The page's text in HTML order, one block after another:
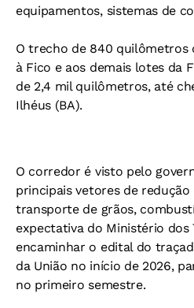
equipamentos, sistemas de
O trecho de 840 quilômetros
à Fico e aos demais lotes da
de 2,4 mil quilômetros, até
Ilhéus (BA).
O corredor é visto pelo
principais vetores de
transporte de grãos,
expectativa do Ministério dos
encaminhar o edital do
da União no início de 2026,
no primeiro semestre.